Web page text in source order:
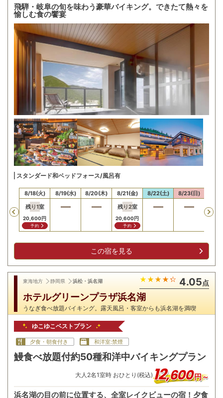
飛騨・岐阜の旬を味わう豪華バイキング。できたて熱々を
愉しむ食の饗宴
スタンダード和ベッドフォース/風呂有
Previous
8/18(火)
残り1室
20,600円
予約
8/19(水) 8/20(木)
8/21(金)
残り2室
20,600円
予約
8/22(土) 8/23(日)
この宿を見る
東海地方 静岡県 浜松・浜名湖 4.05点
ホテルグリーンプラザ浜名湖
うなぎ食べ放題バイキング。露天風呂・客室からも浜名湖を満喫
ゆこゆこベストプラン
夕食・朝食付き 和洋室:禁煙
鰻食べ放題付約50種和洋中バイキングプラン
大人 2名1室時 おひとり(税込)12,600円～
浜名湖の目の前に位置する、全室レイクビューの宿！夕食